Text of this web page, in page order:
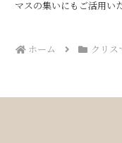
マスの集いにもご活用い
料理はワインやシャンパ
ホーム クリス